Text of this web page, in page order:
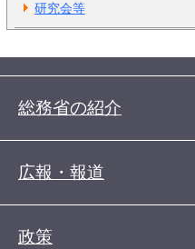
研究会等
総務省の紹介
広報・報道
政策